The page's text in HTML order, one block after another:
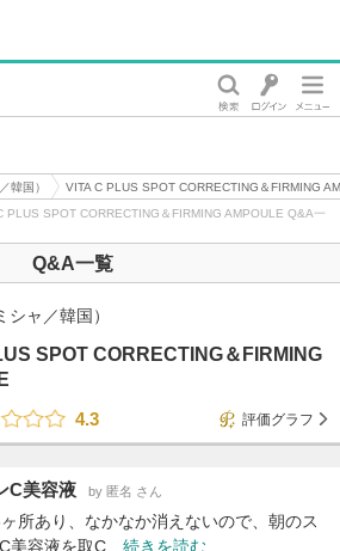
韓国）
VITA C PLUS SPOT CORRECTING＆FIRMING
PLUS SPOT CORRECTING＆FIRMING AMPOULE Q&A一
Q&A一覧
シャ／韓国）
SPOT CORRECTING＆FIRMING
4.3
評価グラフ
C美容液 by 匿名 さん
所あり、なかなか消えないので、朝のス
美容液を取C… 続きを読む